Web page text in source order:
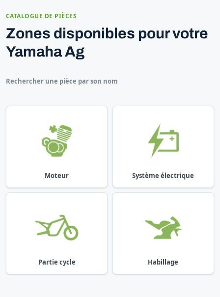
CATALOGUE DE PIÈCES
Zones disponibles pour votre
Yamaha Ag
Rechercher une pièce par son nom
Moteur Système électrique
Partie cycle Habillage